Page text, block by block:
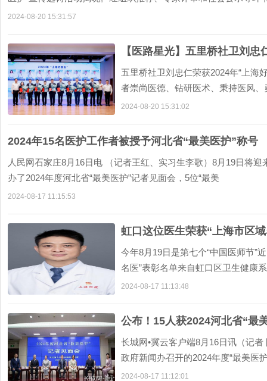
2024-08-20 15:31:57
【医路星光】五里桥社卫刘
五里桥社卫刘忠仁荣获2024年“上海
者崇尚医德、钻研医术、秉持医风
康委举办庆祝
2024-08-20 15:31:02
2024年15名医护工作者被授予河北省“最美医护”称号
人民网石家庄8月16日电 （记者王红、实习生李歌）8月19日将
办了2024年度河北省“最美医护”记者见面会，5位“最美
2024-08-17 11:15:53
虹口这位医生荣获“上海市区
今年8月19日是第七个“中国医师节”
名医”表彰名单来自虹口区卫生健康
誉陈舜杰上海市
2024-08-17 11:13:48
公布！15人获2024河北省“最
长城网•冀云客户端8月16日讯（记
政府新闻办召开的2024年度“最美医
位推
2024-08-17 11:12:01